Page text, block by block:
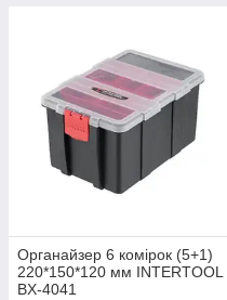
Органайзер 6 комірок (5+1)
220*150*120 мм INTERTOOL
BX-4041